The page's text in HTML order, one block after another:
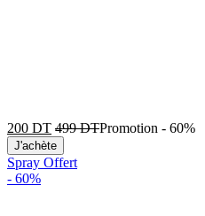
200 DT 499DTPromotion - 60%
J'achète
Spray Offert
- 60%